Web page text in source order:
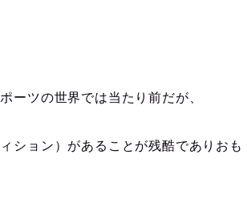
ーツの世界では当たり前だが、
ション）があることが残酷でありおも